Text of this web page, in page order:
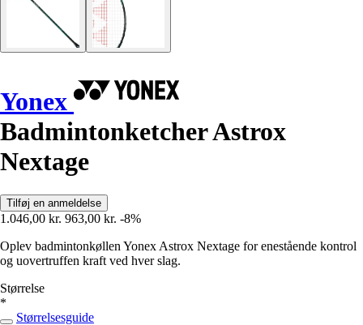
Yonex
Badmintonketcher Astrox
Nextage
Tilføj en anmeldelse
1.046,00 kr. 963,00 kr. -8%
Oplev badmintonkøllen Yonex Astrox Nextage for enestående kontrol
og uovertruffen kraft ved hver slag.
Størrelse
*
Størrelsesguide